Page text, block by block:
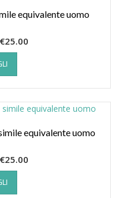
equivalente uomo
€25.00
a
Questo
ha
più
varianti.
opzioni
possono
scelte
equivalente uomo
€25.00
Questo